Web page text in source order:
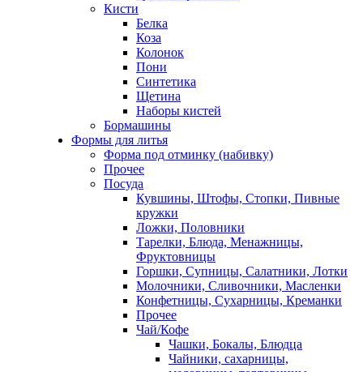
Кисти
Белка
Коза
Колонок
Пони
Синтетика
Щетина
Наборы кистей
Бормашины
Формы для литья
Форма под отминку (набивку)
Прочее
Посуда
Кувшины, Штофы, Стопки, Пивные
кружки
Ложки, Половники
Тарелки, Блюда, Менажницы,
Фруктовницы
Горшки, Супницы, Салатники, Лотки
Молочники, Сливочники, Масленки
Конфетницы, Сухарницы, Креманки
Прочее
Чай/Кофе
Чашки, Бокалы, Блюдца
Чайники, сахарницы,